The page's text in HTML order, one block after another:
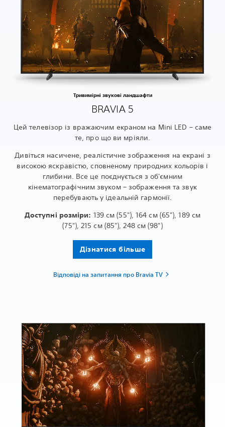
Тривимірні звукові ландшафти
BRAVIA 5
Цей телевізор із вражаючим екраном на Mini LED – саме
те, про що ви мріяли.
Дивіться насичене, реалістичне зображення на екрані з
високою яскравістю, сповненому природних кольорів і
глибини. Все це поєднується з об'ємним
кінематографічним звуком – зображення та звук
перебувають у ідеальній гармонії.
Доступні розміри: 139 см (55"), 164 см (65"), 189 см
(75"), 215 см (85"), 248 см (98")
Дізнатися більше
Відповіді на запитання про Bravia TV